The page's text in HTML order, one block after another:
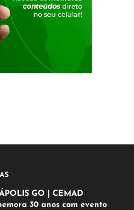
GO | CEMAD
30 anos com evento